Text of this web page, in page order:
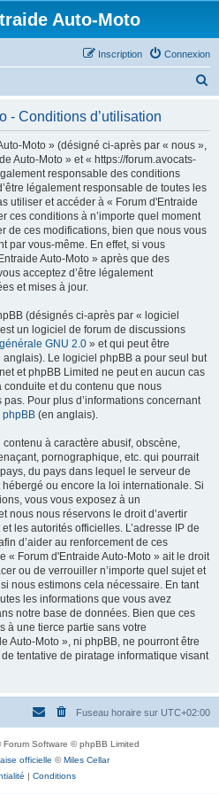
Auto-Moto
Connexion
Inscription
- Conditions d’utilisation
Moto » (désigné ci-après par « nous »,
Auto-Moto » et « https://forum.avocats-
responsable des conditions
légalement responsable de toutes les
utiliser et accéder à « Forum d'Entraide
ces conditions à n’importe quel moment
de ces modifications, bien que nous vous
par vous-même. En effet, si vous
Auto-Moto » après que des
acceptez d’être légalement
et mises à jour.
(désignés ci-après par « logiciel
un logiciel de forum de discussions
GNU 2.0 » et qui peut être
anglais). Le logiciel phpBB a pour seul but
et phpBB Limited ne peut en aucun cas
et du contenu que nous
Pour plus d’informations concernant
phpBB (en anglais).
à caractère abusif, obscène,
pornographique, etc. qui pourrait
du pays dans lequel le serveur de
ou encore la loi internationale. Si
vous vous exposez à un
nous nous réservons le droit d’avertir
les autorités officielles. L’adresse IP de
d’aider au renforcement de ces
« Forum d'Entraide Auto-Moto » ait le droit
ou de verrouiller n’importe quel sujet et
nous estimons cela nécessaire. En tant
les informations que vous avez
notre base de données. Bien que ces
à une tierce partie sans votre
Auto-Moto », ni phpBB, ne pourront être
tentative de piratage informatique visant
Fuseau horaire sur UTC+02:00
Forum Software © phpBB Limited
officielle ©Miles Cellar
| Conditions